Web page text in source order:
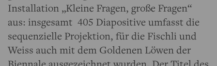
Installation „Kleine Fragen, große Fragen“
aus: insgesamt 405 Diapositive umfasst die
sequenzielle Projektion, für die Fischli und
Weiss auch mit dem Goldenen Löwen der